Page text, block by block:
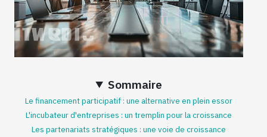
Sommaire
Le financement participatif : une alternative en plein essor
L'incubateur d'entreprises : un tremplin pour la croissance
Les partenariats stratégiques : une voie de croissance